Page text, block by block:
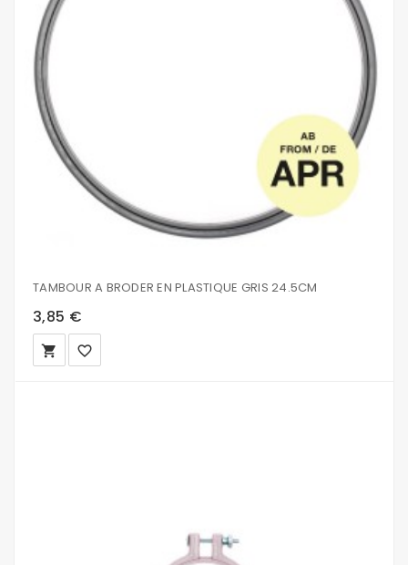
TAMBOUR A BRODER EN PLASTIQUE GRIS 24.5CM
3,85 €
local_grocery_store favorite_border